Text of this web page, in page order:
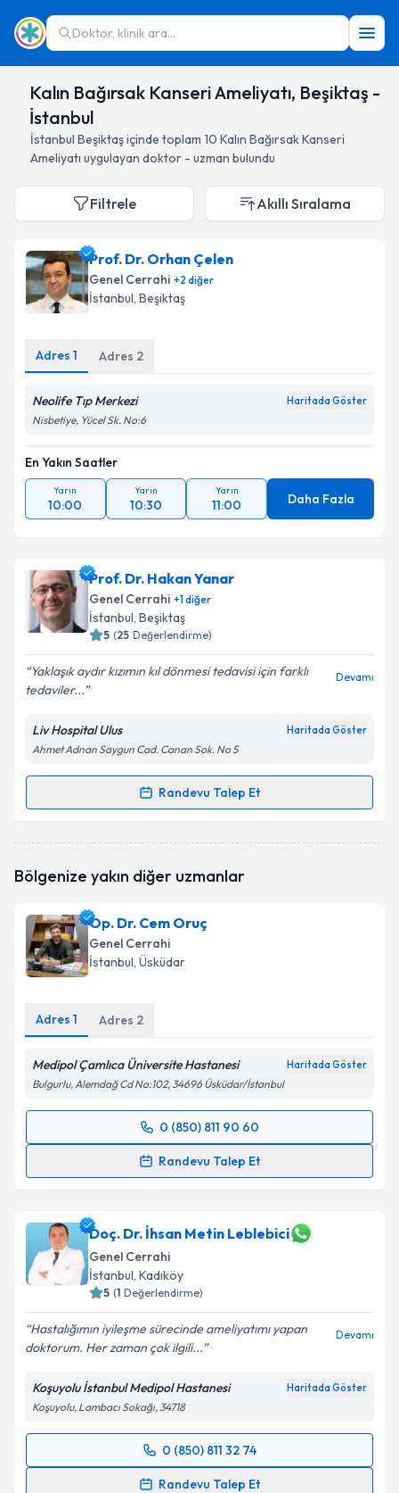
Doktor, klinik ara...
Kalın Bağırsak Kanseri Ameliyatı, Beşiktaş -
İstanbul
İstanbul Beşiktaşiçinde toplam 10 Kalın Bağırsak Kanseri
Ameliyatı uygulayan doktor - uzman bulundu
Filtrele Akıllı Sıralama
Prof. Dr. Orhan Çelen
Genel Cerrahi +2 diğer
İstanbul, Beşiktaş
Adres 1 Adres 2
Neolife Tıp Merkezi Haritada Göster
Nisbetiye, Yücel Sk. No:6
En Yakın Saatler
Yarın
10:00
Yarın
10:30
Yarın
11:00 Daha Fazla
Prof. Dr. Hakan Yanar
Genel Cerrahi +1diğer
İstanbul, Beşiktaş
5 (25 Değerlendirme)
Yaklaşık aydır kızımın kıl dönmesi tedavisi için farklı
tedaviler...
Devamı
Liv Hospital Ulus Haritada Göster
Ahmet Adnan Saygun Cad. Canan Sok. No 5
Randevu Talep Et
Randevu Takvimi Talebi
oluşturun. Size bu uzmandan randevu almanız için bir
E-posta Adresiniz
Kişisel verilerimin işlenmesine ilişkin
Metni'ni okudum ve kişisel verilerimin belirtilen
kapsamda işlenmesini kabul ediyorum.
Takvim Talebini Gönder
Bölgenize yakın diğer uzmanlar
Op. Dr. Cem Oruç
Genel Cerrahi
İstanbul, Üsküdar
Adres 1 Adres 2
Medipol Çamlıca Üniversite Hastanesi Haritada Göster
Bulgurlu, Alemdağ Cd No:102, 34696 Üsküdar/İstanbul
0 (850) 811 90 60
Randevu Talep Et
Randevu Takvimi Talebi
takvim hazırlandığında e-posta ile bilgilendireceğiz.
E-posta Adresiniz
Kişisel verilerimin işlenmesine ilişkin
kapsamda işlenmesini kabul ediyorum.
Takvim Talebini Gönder
Doç. Dr. İhsan Metin Leblebici
Genel Cerrahi
İstanbul, Kadıköy
5 (1 Değerlendirme)
Hastalığımın iyileşme sürecinde ameliyatımı yapan
doktorum. Her zaman çok ilgili...
Devamı
Koşuyolu İstanbul Medipol Hastanesi Haritada Göster
Koşuyolu, Lambacı Sokağı, 34718
0 (850) 811 32 74
Randevu Talep Et
Randevu Takvimi Talebi